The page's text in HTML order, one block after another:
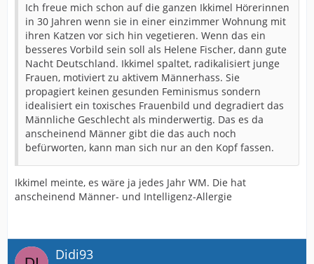
Ich freue mich schon auf die ganzen Ikkimel Hörerinnen
in 30 Jahren wenn sie in einer einzimmer Wohnung mit
ihren Katzen vor sich hin vegetieren. Wenn das ein
besseres Vorbild sein soll als Helene Fischer, dann gute
Nacht Deutschland. Ikkimel spaltet, radikalisiert junge
Frauen, motiviert zu aktivem Männerhass. Sie
propagiert keinen gesunden Feminismus sondern
idealisiert ein toxisches Frauenbild und degradiert das
Männliche Geschlecht als minderwertig. Das es da
anscheinend Männer gibt die das auch noch
befürworten, kann man sich nur an den Kopf fassen.
Ikkimel meinte, es wäre ja jedes Jahr WM. Die hat
anscheinend Männer- und Intelligenz-Allergie
Didi93